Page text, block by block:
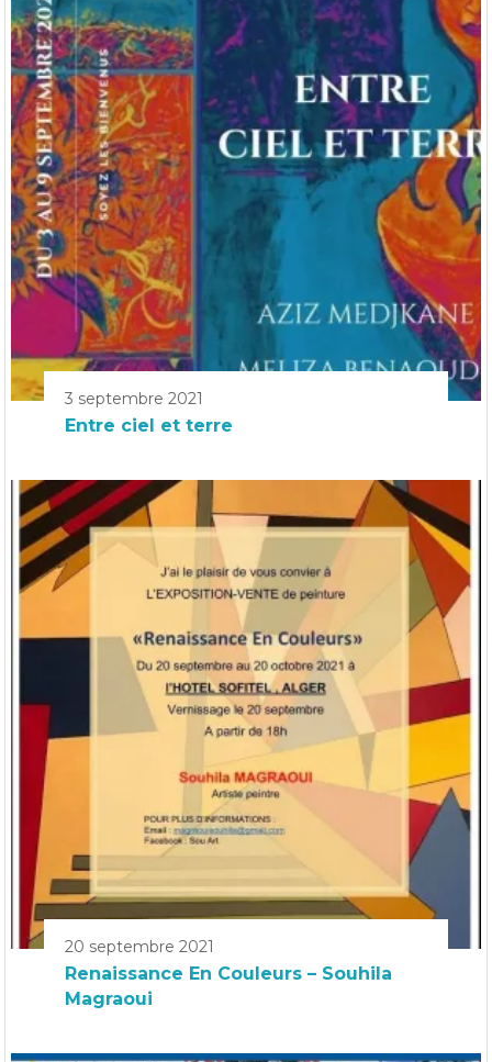
3 septembre 2021
Entre ciel et terre
20 septembre 2021
Renaissance En Couleurs – Souhila
Magraoui